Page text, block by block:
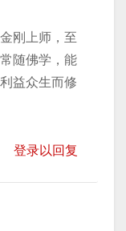
刚上师，至
随佛学，能
益众生而修
登录以回复